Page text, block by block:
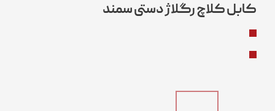
کابل کلاچ رگلاژ دستی سمند